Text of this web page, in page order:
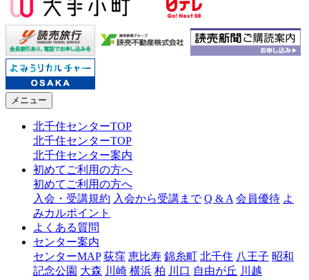
メニュー
北千住センターTOP
北千住センターTOP
北千住センター案内
初めてご利用の方へ
初めてご利用の方へ
入会・受講規約 入会から受講まで Q & A 会員優待 よ
みカルポイント
よくある質問
センター案内
センターMAP 荻窪 恵比寿 錦糸町 北千住 八王子 昭和
記念公園 大森 川崎 横浜 柏 川口 自由が丘 川越